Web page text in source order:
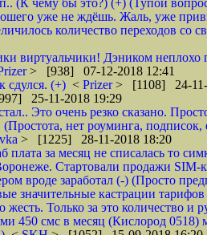
(К чему бы это?) (+) (Тупой
уже не ждёшь. Жаль, уже
количество переходов
виртуальчики! Дэником
> [938] 07-12-2018 12:41
сдулся. (+) < Prizer> [1108] 24-11-
25-11-2018 19:29
Это очень резко сказано.
(Простота, нет роуминга,
> [1225] 28-11-2018 18:20
плата за месяц не списалась то
Стартовали продажи SIM-
вроде заработал (-) (Просто
значительные кастрации
Только за это количество и
450 смс в месяц (Кислород 0518)